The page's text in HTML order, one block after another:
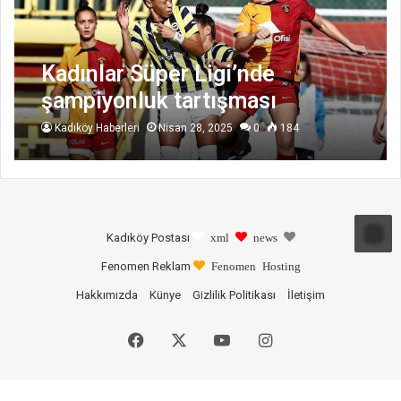
Kadınlar Süper Ligi’nde
şampiyonluk tartışması
Kadıköy Haberleri Nisan 28, 2025 0 184
Kadıköy Postası xml news
Fenomen Reklam Fenomen Hosting
Hakkımızda Künye Gizlilik Politikası İletişim
Facebook YouTubeInstagram